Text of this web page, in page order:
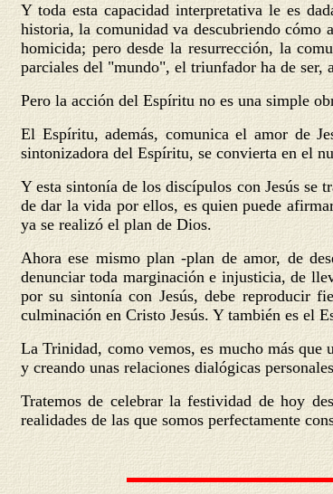
Y toda esta capacidad interpretativa le es
historia, la comunidad va descubriendo cómo
homicida; pero desde la resurrección, la
parciales del "mundo", el triunfador ha de ser,
Pero la acción del Espíritu no es una simple
El Espíritu, además, comunica el amor de
sintonizadora del Espíritu, se convierta en el
Y esta sintonía de los discípulos con Jesús se
de dar la vida por ellos, es quien puede
ya se realizó el plan de Dios.
Ahora ese mismo plan -plan de amor, de
denunciar toda marginación e injusticia, de
por su sintonía con Jesús, debe reproducir
culminación en Cristo Jesús. Y también es el
La Trinidad, como vemos, es mucho más que
y creando unas relaciones dialógicas
Tratemos de celebrar la festividad de hoy
realidades de las que somos perfectamente